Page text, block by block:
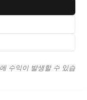
수익이 발생할 수 있습